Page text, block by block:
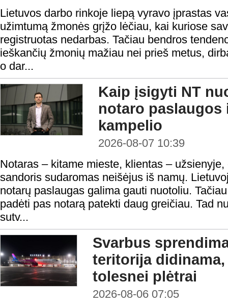
Lietuvos darbo rinkoje liepą vyravo įprastas
užimtumą žmonės grįžo lėčiau, kai kuriose
registruotas nedarbas. Tačiau bendros
ieškančių žmonių mažiau nei prieš metus,
o dar...
Kaip įsigyti NT
notaro
kampelio
2026-08-07 10:39
Notaras – kitame mieste, klientas –
sandoris sudaromas neišėjus iš namų.
notarų paslaugas galima gauti nuotoliu.
padėti pas notarą patekti daug greičiau. Tad
sutv...
Svarbus
teritorija
tolesnei plėtrai
2026-08-06 07:05